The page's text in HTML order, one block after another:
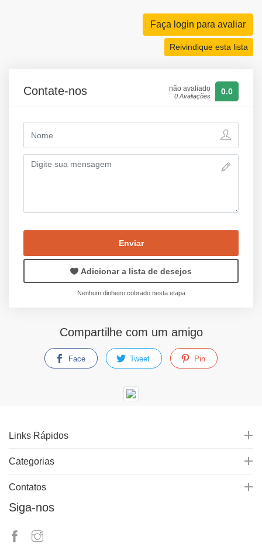
Faça login para avaliar
Reivindique esta lista
Contate-nos não avaliado
0 Avaliações 0.0
Enviar
Adicionar a lista de desejos
Nenhum dinheiro cobrado nesta etapa
Compartilhe com um amigo
Face Tweet Pin
Links Rápidos
Categorias
Contatos
Siga-nos